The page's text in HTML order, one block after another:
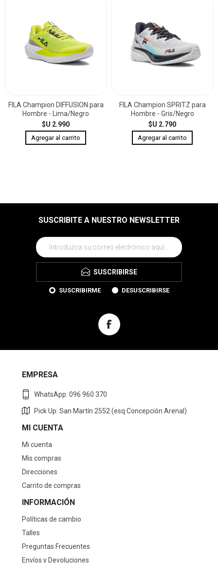
FILA Champion DIFFUSION para
Hombre - Lima/Negro
$U 2.990
FILA Champion SPRITZ para
Hombre - Gris/Negro
$U 2.790
SUSCRIBITE A NUESTRO NEWSLETTER
SUSCRIBIRSE
SUSCRIBIRME DESUSCRIBIRSE
EMPRESA
WhatsApp: 096 960 370
Pick Up: San Martín 2552 (esq Concepción Arenal)
MI CUENTA
Mi cuenta
Mis compras
Direcciones
Carrito de compras
INFORMACIÓN
Políticas de cambio
Talles
Preguntas Frecuentes
Envíos y Devoluciones